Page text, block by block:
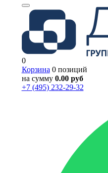
0
Корзина 0 позиций
на сумму 0.00 руб
+7 (495) 232-29-32